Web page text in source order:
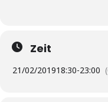
Zeit
21/02/201918:30-23:00